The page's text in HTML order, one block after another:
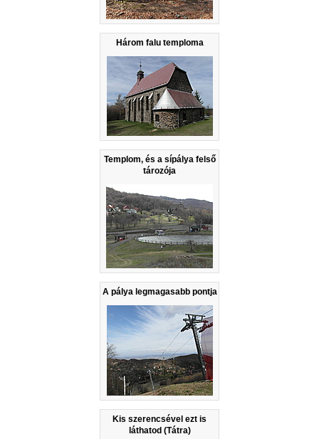
Három falu temploma
Templom, és a sípálya felső
tározója
A pálya legmagasabb pontja
Kis szerencsével ezt is
láthatod (Tátra)